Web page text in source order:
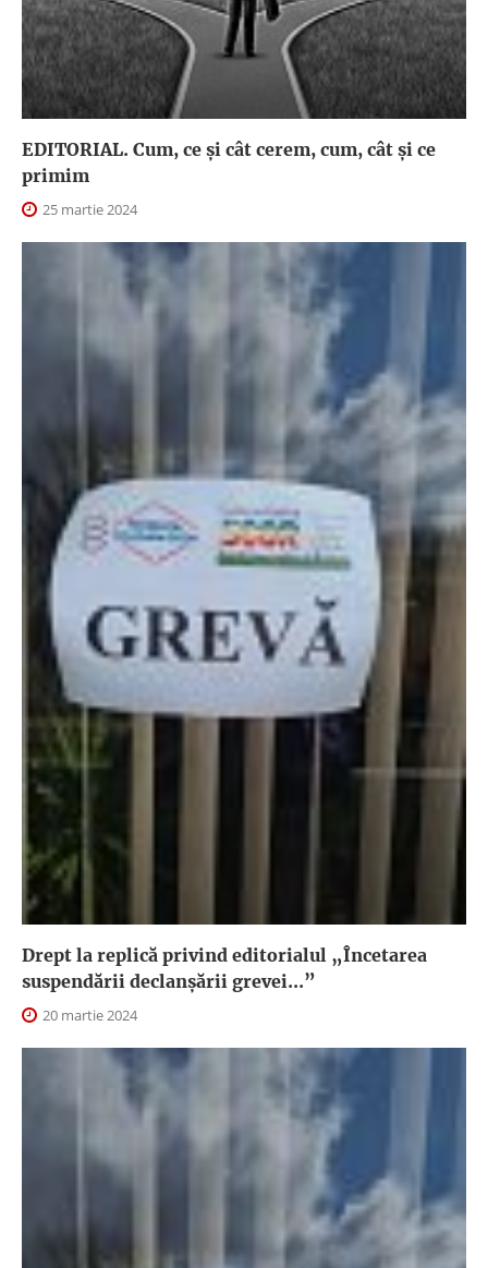
EDITORIAL. Cum, ce şi cât cerem, cum, cât şi ce
primim
25 martie 2024
Drept la replică privind editorialul „Încetarea
suspendării declanşării grevei...”
20 martie 2024